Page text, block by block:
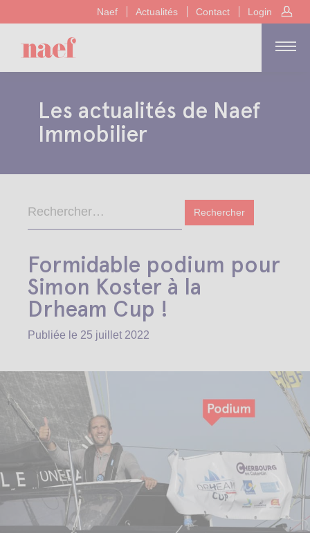
Naef Actualités Contact Login
Les actualités de Naef
Immobilier
Formidable podium pour
Simon Koster à la
Drheam Cup !
Publiée le 25 juillet 2022